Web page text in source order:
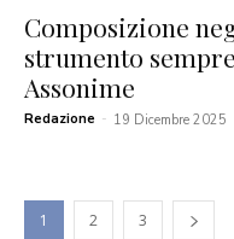
Composizione
strumento
Assonime
Redazione - 19 Dicembre 2025
1 2 3